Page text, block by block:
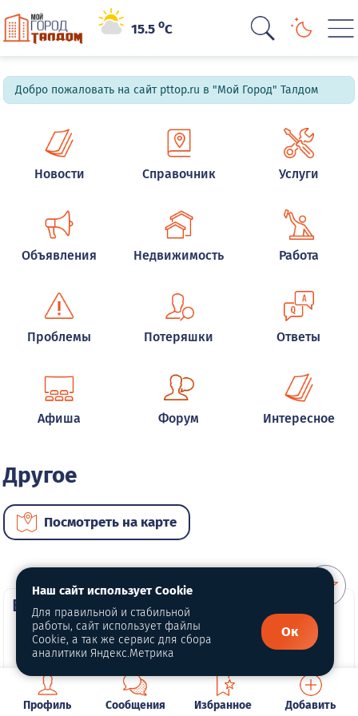
15.5oC
Добро пожаловать на сайт pttop.ru в "Мой Город" Талдом
Новости Справочник Услуги
Объявления Недвижимость Работа
Проблемы Потеряшки Ответы
Афиша Форум Интересное
Другое
Посмотреть на карте
ВИП услуги
Профиль Сообщения Избранное Добавить
Наш сайт использует Cookie
Для правильной и стабильной
работы, сайт использует файлы
Cookie, а так же сервис для сбора
аналитики Яндекс.Метрика
Ок